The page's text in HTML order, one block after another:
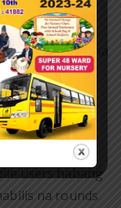
o Safari.
mga mas
ang mabilis na
lang na
ang
users habang
na rounds